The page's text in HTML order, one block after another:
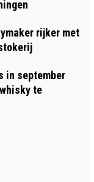
rijker met
in september
te